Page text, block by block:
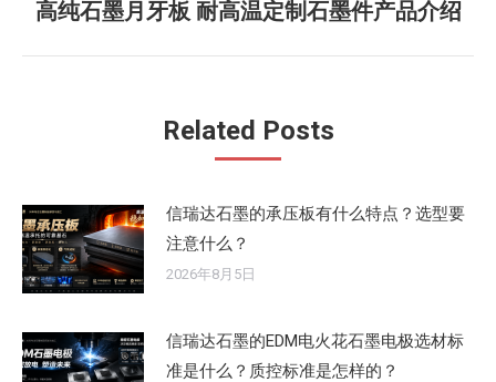
章：
未
章：
高纯石墨月牙板 耐高温定制石墨件产品介绍
Related Posts
信瑞达石墨的承压板有什么特点？选型要
注意什么？
2026年8月5日
信瑞达石墨的EDM电火花石墨电极选材标
准是什么？质控标准是怎样的？